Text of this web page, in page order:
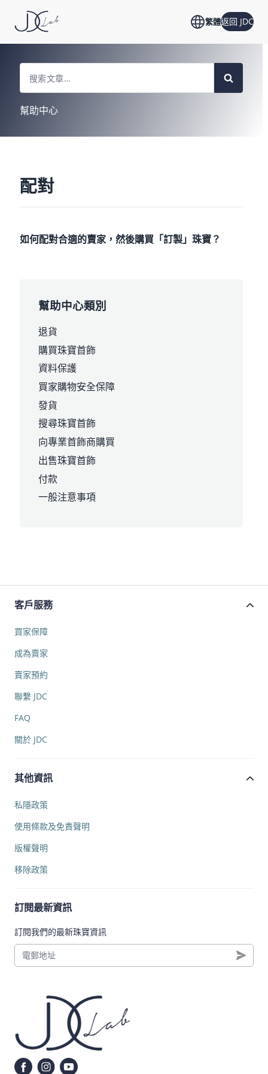
返回 JDC
繁體
For
幫助中心
配對
如何配對合適的賣家，然後購買「訂製」珠寶？
幫助中心類別
退貨
購買珠寶首飾
資料保護
買家購物安全保障
發貨
搜尋珠寶首飾
向專業首飾商購買
出售珠寶首飾
付款
一般注意事項
客戶服務
買家保障
成為賣家
賣家預約
聯繫 JDC
FAQ
關於 JDC
其他資訊
私隱政策
使用條款及免責聲明
版權聲明
移除政策
訂閱最新資訊
訂閱我們的最新珠寶資訊